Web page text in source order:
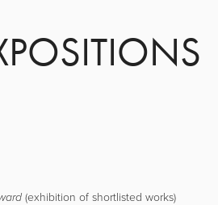
(exhibition of shortlisted works)